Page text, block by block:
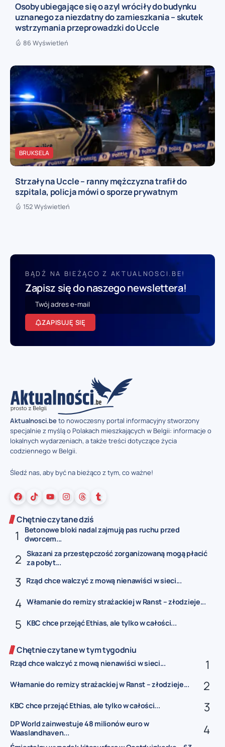
Osoby ubiegające się o azyl wróciły do budynku
uznanego za niezdatny do zamieszkania – skutek
wstrzymania przeprowadzki do Uccle
86 Wyświetleń
BRUKSELA
Strzały na Uccle – ranny mężczyzna trafił do
szpitala, policja mówi o sporze prywatnym
152 Wyświetleń
BĄDŹ NA BIEŻĄCO Z AKTUALNOSCI.BE!
Zapisz się do naszego newslettera!
ZAPISUJĘ SIĘ
Aktualnosci.beto nowoczesny portal informacyjny stworzony
specjalnie z myślą o Polakach mieszkających w Belgii: informacje o
lokalnych wydarzeniach, a także treści dotyczące życia
codziennego w Belgii.
Śledź nas, aby być na bieżąco z tym, co ważne!
Chętnie czytane dziś
Betonowe bloki nadal zajmują pas ruchu przed
dworcem...
Skazani za przestępczość zorganizowaną mogą płacić
za pobyt...
Rząd chce walczyć z mową nienawiści w sieci...
Włamanie do remizy strażackiej w Ranst – złodzieje...
KBC chce przejąć Ethias, ale tylko w całości...
Chętnie czytane w tym tygodniu
Rząd chce walczyć z mową nienawiści w sieci...
Włamanie do remizy strażackiej w Ranst – złodzieje...
KBC chce przejąć Ethias, ale tylko w całości...
DP World zainwestuje 48 milionów euro w
Waaslandhaven...